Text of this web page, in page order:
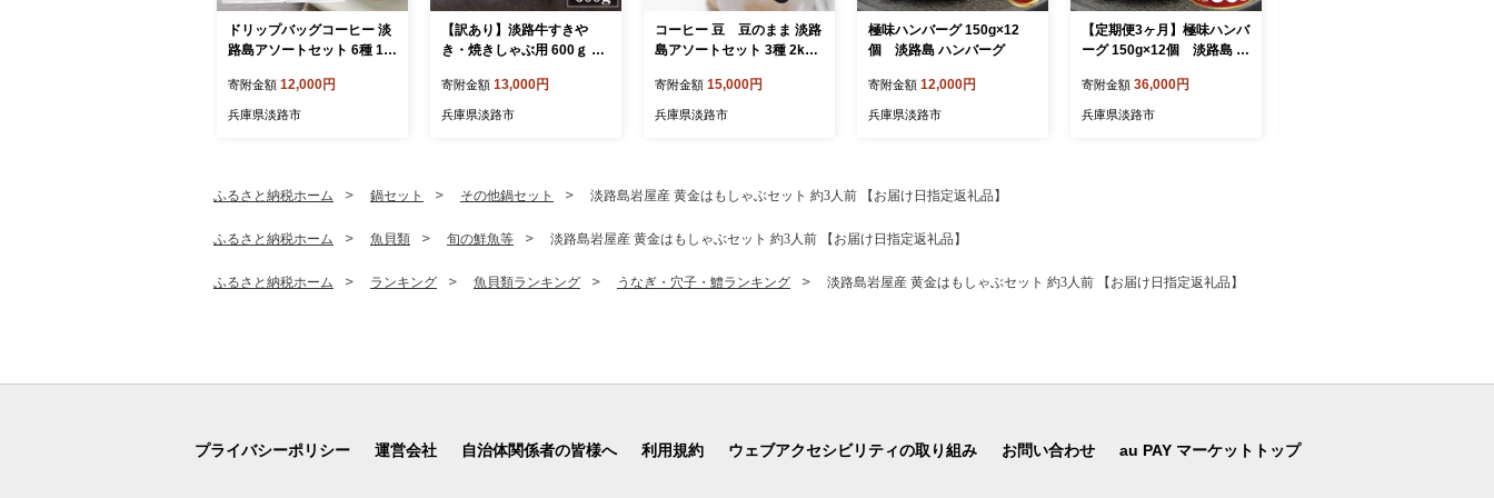
ドリップバッグコーヒー 淡
路島アソートセット 6種 12
寄附金額 12,000円
兵庫県淡路市
【訳あり】淡路牛すきや
き・焼きしゃぶ用 600ｇ
寄附金額 13,000円
兵庫県淡路市
コーヒー 豆 豆のまま 淡路
島アソートセット 3種 2kg
寄附金額 15,000円
兵庫県淡路市
極味ハンバーグ 150g×12
個 淡路島 ハンバーグ
寄附金額 12,000円
兵庫県淡路市
【定期便3ヶ月】極味ハンバ
ーグ 150g×12個 淡路島 ハ
寄附金額 36,000円
兵庫県淡路市
ふるさと納税ホーム 鍋セット その他鍋セット 淡路島岩屋産 黄金はもしゃぶセット 約3人前 【お届け日指定返礼品】
ふるさと納税ホーム 魚貝類 旬の鮮魚等 淡路島岩屋産 黄金はもしゃぶセット 約3人前 【お届け日指定返礼品】
ふるさと納税ホーム ランキング 魚貝類ランキング うなぎ・穴子・鱧ランキング 淡路島岩屋産 黄金はもしゃぶセット 約3人前 【お届け日指定返礼品】
プライバシーポリシー 運営会社 自治体関係者の皆様へ 利用規約 ウェブアクセシビリティの取り組み お問い合わせ au PAY マーケットトップ